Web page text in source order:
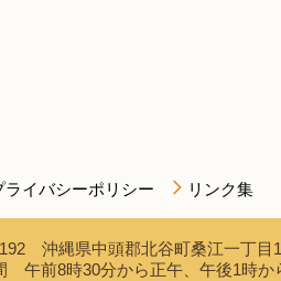
ライバシーポリシー リンク集
沖縄県中頭郡北谷町桑江一丁
午前8時30分から正午、午後1時か